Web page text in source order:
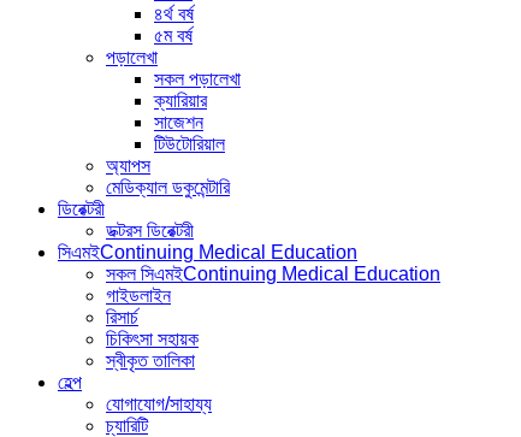
৪র্থ বর্ষ
৫ম বর্ষ
পড়ালেখা
সকল পড়ালেখা
ক্যারিয়ার
সাজেশন
টিউটোরিয়াল
অ্যাপস
মেডিক্যাল ডকুমেন্টারি
ডিরেক্টরী
ডক্টরস ডিরেক্টরী
সিএমইContinuing Medical Education
সকল সিএমইContinuing Medical Education
গাইডলাইন
রিসার্চ
চিকিৎসা সহায়ক
স্বীকৃত তালিকা
হেল্প
যোগাযোগ/সাহায্য
চ্যারিটি